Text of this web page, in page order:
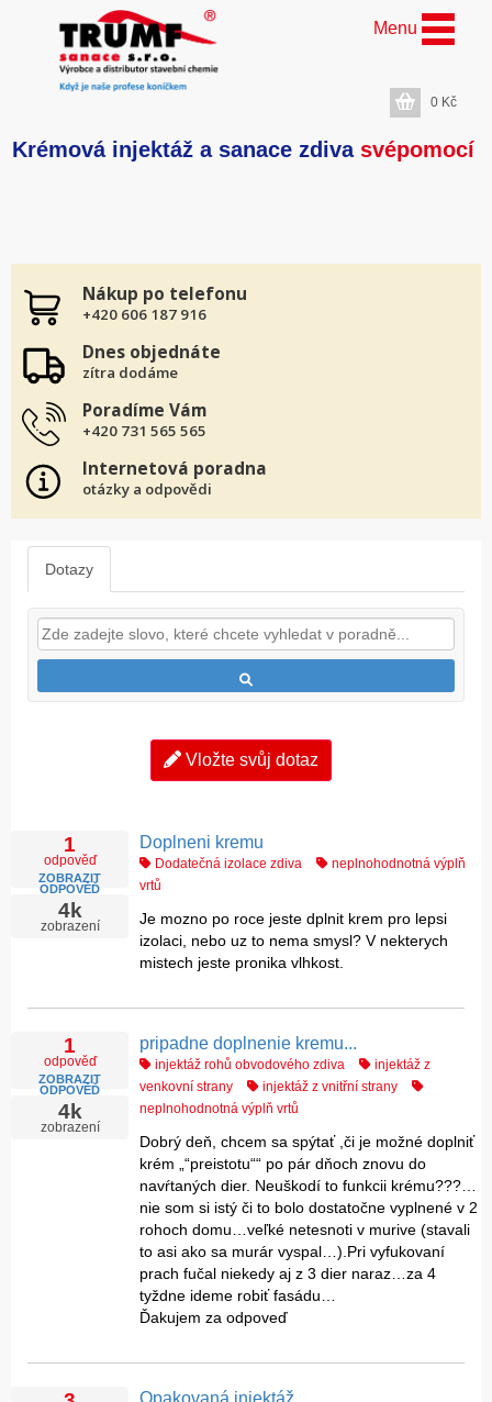
Krémová injektáž a sanace zdiva svépomocí
Menu
0 Kč
Nákup po telefonu
+420 606 187 916
Dnes objednáte
zítra dodáme
Poradíme Vám
+420 731 565 565
Internetová poradna
otázky a odpovědi
Dotazy
Vložte svůj dotaz
1
odpověď
ZOBRAZIT
ODPOVĚĎ
4k
zobrazení
Doplneni kremu
Dodatečná izolace zdiva
neplnohodnotná výplň
vrtů
Je mozno po roce jeste dplnit krem pro lepsi
izolaci, nebo uz to nema smysl? V nekterych
mistech jeste pronika vlhkost.
1
odpověď
ZOBRAZIT
ODPOVĚĎ
4k
zobrazení
pripadne doplnenie kremu...
injektáž rohů obvodového zdiva
injektáž z
venkovní strany
injektáž z vnitřní strany
neplnohodnotná výplň vrtů
Dobrý deň, chcem sa spýtať ,či je možné doplniť
krém „“preistotu““ po pár dňoch znovu do
navŕtaných dier. Neuškodí to funkcii krému???…
nie som si istý či to bolo dostatočne vyplnené v 2
rohoch domu…veľké netesnoti v murive (stavali
to asi ako sa murár vyspal…).Pri vyfukovaní
prach fučal niekedy aj z 3 dier naraz…za 4
tyždne ideme robiť fasádu…
Ďakujem za odpoveď
Opakovaná injektáž